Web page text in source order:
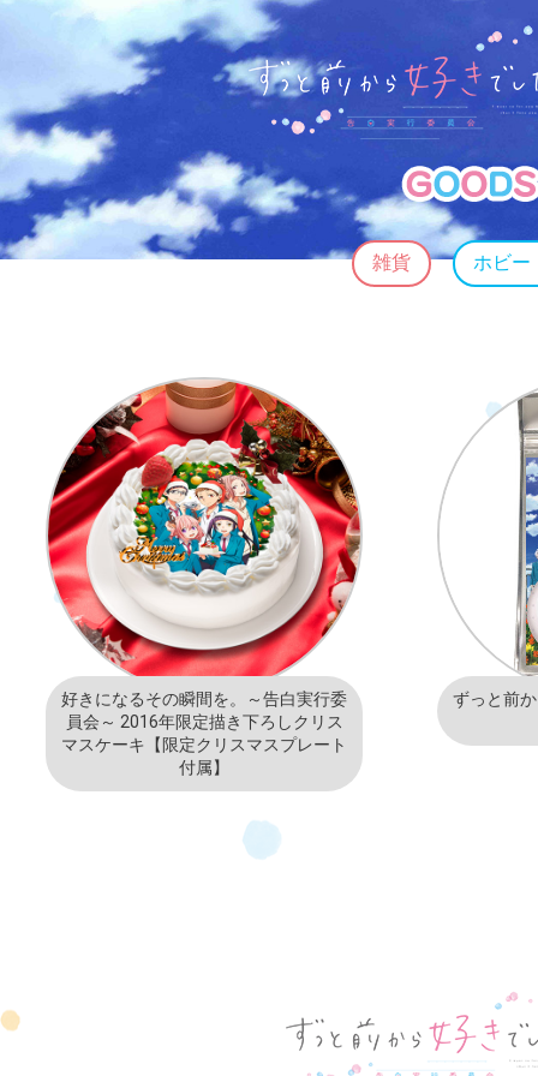
雑貨 ホビー
好きになるその瞬間を。～告白実行委
員会～ 2016年限定描き下ろしクリス
マスケーキ【限定クリスマスプレート
付属】
ずっと前